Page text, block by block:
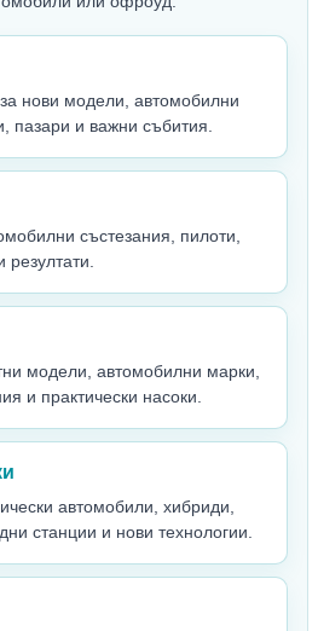
нови модели, автомобилни
пазари и важни събития.
състезания, пилоти,
модели, автомобилни марки,
и практически насоки.
автомобили, хибриди,
станции и нови технологии.